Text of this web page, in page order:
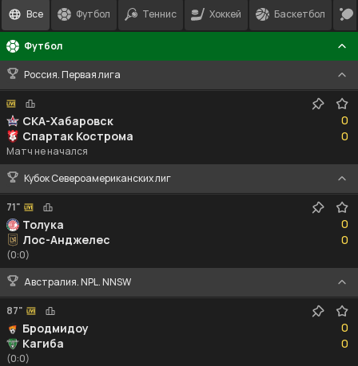
Все Футбол Теннис Хоккей Баскетбол
Футбол
Россия. Первая лига
СКА-Хабаровск
Спартак Кострома
0
0
0
0
Матч не начался
Кубок Североамериканских лиг
71"
Толука
Лос-Анджелес
0
0
0
0
(0:0)
Австралия. NPL. NNSW
87"
Бродмидоу
Кагиба
0
0
0
0
(0:0)